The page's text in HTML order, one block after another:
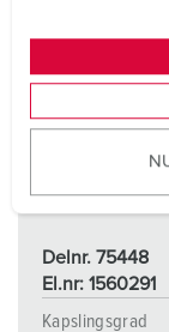
s
u
w
Delnr. 75448
El.nr: 1560291
Kapslingsgrad